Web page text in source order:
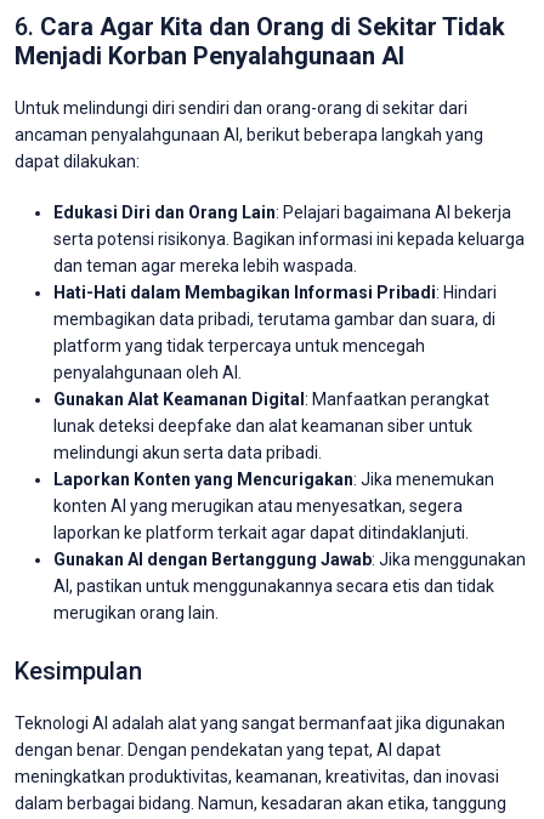
6. Cara Agar Kita dan Orang di Sekitar Tidak
Menjadi Korban Penyalahgunaan AI
Untuk melindungi diri sendiri dan orang-orang di sekitar dari
ancaman penyalahgunaan AI, berikut beberapa langkah yang
dapat dilakukan:
Edukasi Diri dan Orang Lain: Pelajari bagaimana AI bekerja
serta potensi risikonya. Bagikan informasi ini kepada keluarga
dan teman agar mereka lebih waspada.
Hati-Hati dalam Membagikan Informasi Pribadi: Hindari
membagikan data pribadi, terutama gambar dan suara, di
platform yang tidak terpercaya untuk mencegah
penyalahgunaan oleh AI.
Gunakan Alat Keamanan Digital : Manfaatkan perangkat
lunak deteksi deepfake dan alat keamanan siber untuk
melindungi akun serta data pribadi.
Laporkan Konten yang Mencurigakan: Jika menemukan
konten AI yang merugikan atau menyesatkan, segera
laporkan ke platform terkait agar dapat ditindaklanjuti.
Gunakan AI dengan Bertanggung Jawab: Jika menggunakan
AI, pastikan untuk menggunakannya secara etis dan tidak
merugikan orang lain.
Kesimpulan
Teknologi AI adalah alat yang sangat bermanfaat jika digunakan
dengan benar. Dengan pendekatan yang tepat, AI dapat
meningkatkan produktivitas, keamanan, kreativitas, dan inovasi
dalam berbagai bidang. Namun, kesadaran akan etika, tanggung